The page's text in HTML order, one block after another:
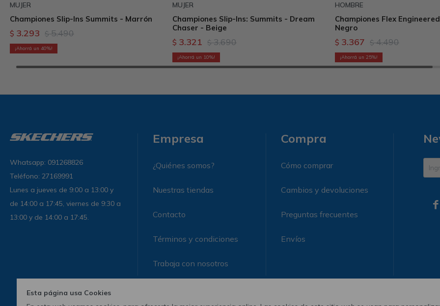
Esta página usa Cookies
MUJER
Championes Slip-Ins Summits - Marrón
$ 3.293 $ 5.490
40
MUJER
Championes Slip-Ins: Summits - Dream
Chaser - Beige
$ 3.321 $ 3.690
10
HOMBRE
Championes Flex
Negro
$ 3.367 $ 4.490
25
Whatsapp: 091268826
Teléfono: 27169991
Lunes a jueves de 9:00 a 13:00 y
de 14:00 a 17:45, viernes de 9:30 a
13:00 y de 14:00 a 17:45.
Empresa
¿Quiénes somos?
Nuestras tiendas
Contacto
Términos y condiciones
Trabaja con nosotros
Compra
Cómo comprar
Cambios y devoluciones
Preguntas frecuentes
Envíos
